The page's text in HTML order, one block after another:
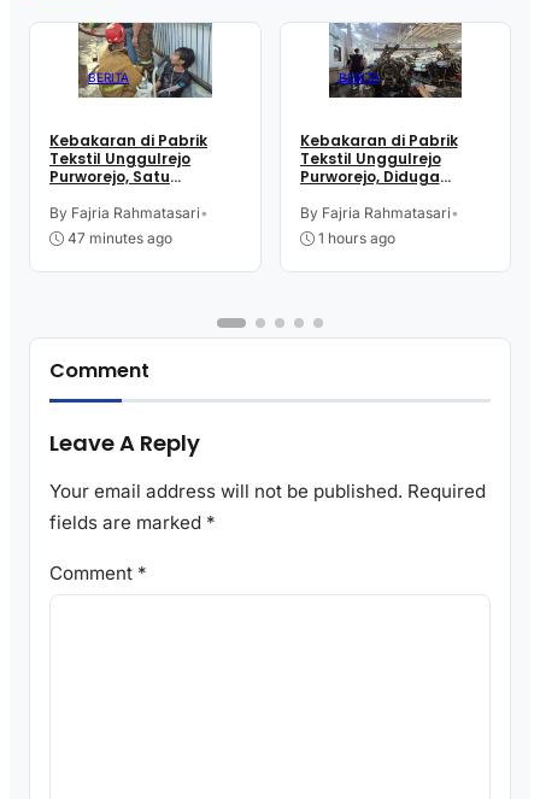
BERITA
Kebakaran di Pabrik
Tekstil Unggulrejo
Purworejo, Satu
Tulang, Petugas
Damkar Sesak Nafas
By Fajria Rahmatasari•
47 minutes ago
BERITA
Kebakaran di Pabrik
Tekstil Unggulrejo
Purworejo, Diduga
By Fajria Rahmatasari•
1 hours ago
Comment
Leave A Reply
Your email address will not be published. Required
fields are marked *
Comment *